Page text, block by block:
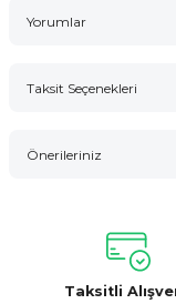
Yorumlar
Taksit Seçenekleri
Önerileriniz
konularda yetersiz
kullanarak
Görüş ve
Taksitli